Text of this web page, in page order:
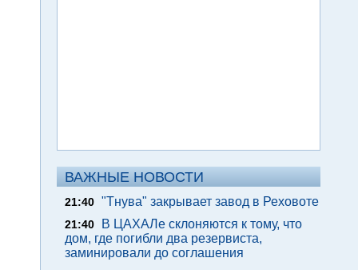
ВАЖНЫЕ НОВОСТИ
21:40 "Тнува" закрывает завод в Реховоте
21:40
В ЦАХАЛе склоняются к тому, что
дом, где погибли два резервиста,
заминировали до соглашения